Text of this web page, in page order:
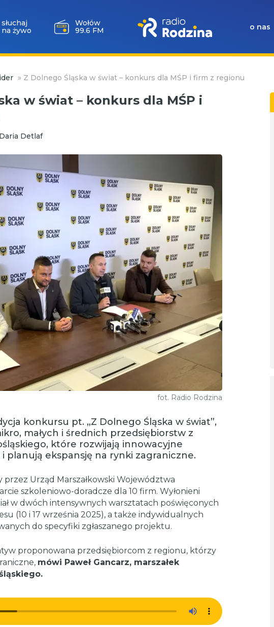
słuchaj
na żywo
Wołów
99.6 FM
o nas
» Z Dolnego Śląska w świat – konkurs dla MŚP i firm z regionu
w świat – konkurs dla MŚP i
Daria Detlaf
fot. Radio Rodzina
konkursu pt. „Z Dolnego Śląska w świat”,
małych i średnich przedsiębiorstw z
które rozwijają innowacyjne
planują ekspansję na rynki zagraniczne.
Urząd Marszałkowski Województwa
szkoleniowo-doradcze dla 10 firm. Wyłonieni
w dwóch intensywnych warsztatach poświęconych
(10 i 17 września 2025), a także indywidualnych
do specyfiki zgłaszanego projektu.
proponowana przedsiębiorcom z regionu, którzy
mówi Paweł Gancarz, marszałek